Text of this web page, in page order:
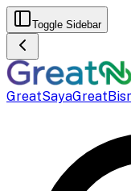
Toggle Sidebar
GreatSaya